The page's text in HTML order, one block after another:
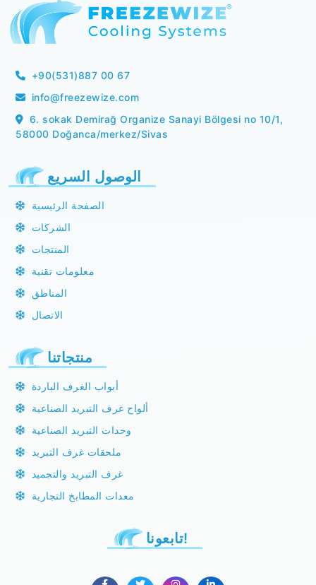
+90(531)887 00 67
info@freezewize.com
6. sokak Demirağ Organize Sanayi Bölgesi no 10/1,
58000 Doğanca/merkez/Sivas
الوصول السريع
الصفحة الرئيسية
الشركات
المنتجات
معلومات تقنية
المناطق
الاتصال
منتجاتنا
أبواب الغرف الباردة
ألواح غرف التبريد الصناعية
وحدات التبريد الصناعية
ملحقات غرف التبريد
غرف التبريد والتجميد
معدات المطابخ التجارية
تابعونا!